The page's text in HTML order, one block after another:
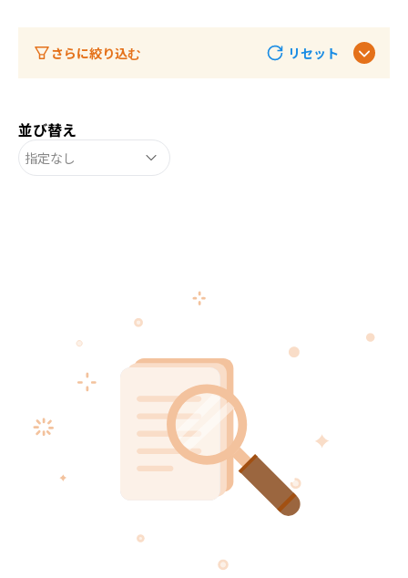
さらに絞り込む リセット
並び替え
指定なし